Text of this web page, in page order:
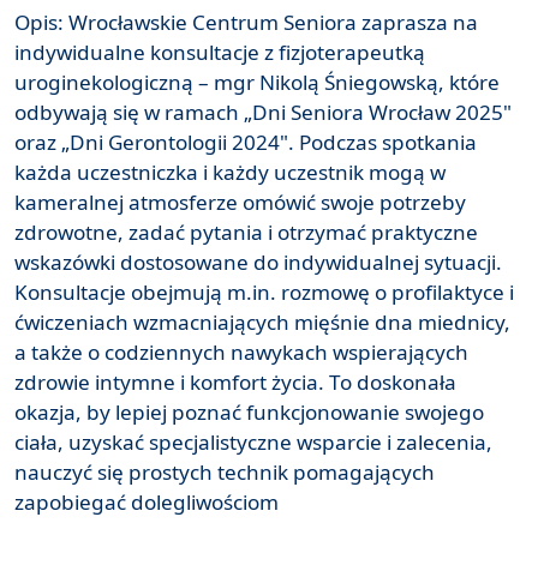
Opis: Wrocławskie Centrum Seniora zaprasza na
indywidualne konsultacje z fizjoterapeutką
uroginekologiczną – mgr Nikolą Śniegowską, które
odbywają się w ramach „Dni Seniora Wrocław 2025"
oraz „Dni Gerontologii 2024". Podczas spotkania
każda uczestniczka i każdy uczestnik mogą w
kameralnej atmosferze omówić swoje potrzeby
zdrowotne, zadać pytania i otrzymać praktyczne
wskazówki dostosowane do indywidualnej sytuacji.
Konsultacje obejmują m.in. rozmowę o profilaktyce i
ćwiczeniach wzmacniających mięśnie dna miednicy,
a także o codziennych nawykach wspierających
zdrowie intymne i komfort życia. To doskonała
okazja, by lepiej poznać funkcjonowanie swojego
ciała, uzyskać specjalistyczne wsparcie i zalecenia,
nauczyć się prostych technik pomagających
zapobiegać dolegliwościom